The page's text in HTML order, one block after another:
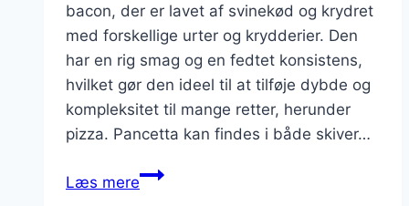
bacon, der er lavet af svinekød og krydret
med forskellige urter og krydderier. Den
har en rig smag og en fedtet konsistens,
hvilket gør den ideel til at tilføje dybde og
kompleksitet til mange retter, herunder
pizza. Pancetta kan findes i både skiver…
Læs merePancetta